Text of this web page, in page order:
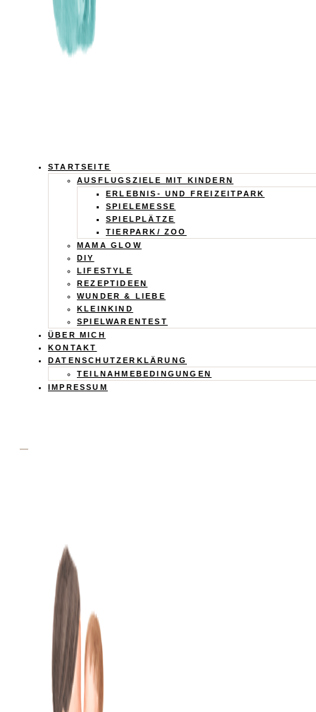
Calistas
Traum
STARTSEITE
AUSFLUGSZIELE MIT KINDERN
ERLEBNIS- UND FREIZEITPARK
SPIELEMESSE
SPIELPLÄTZE
TIERPARK/ ZOO
MAMA GLOW
DIY
LIFESTYLE
REZEPTIDEEN
WUNDER & LIEBE
KLEINKIND
SPIELWARENTEST
ÜBER MICH
KONTAKT
DATENSCHUTZERKLÄRUNG
TEILNAHMEBEDINGUNGEN
IMPRESSUM